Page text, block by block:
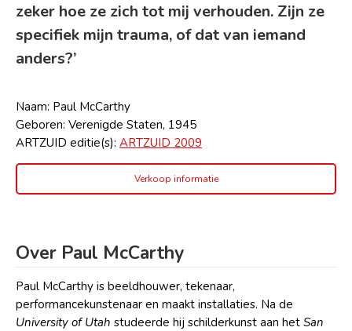
zeker hoe ze zich tot mij verhouden. Zijn ze
specifiek mijn trauma, of dat van iemand
anders?’
Naam: Paul McCarthy
Geboren: Verenigde Staten, 1945
ARTZUID editie(s): ARTZUID 2009
Verkoop informatie
Over Paul McCarthy
Paul McCarthy is beeldhouwer, tekenaar,
performancekunstenaar en maakt installaties. Na de
University of Utah studeerde hij schilderkunst aan het San